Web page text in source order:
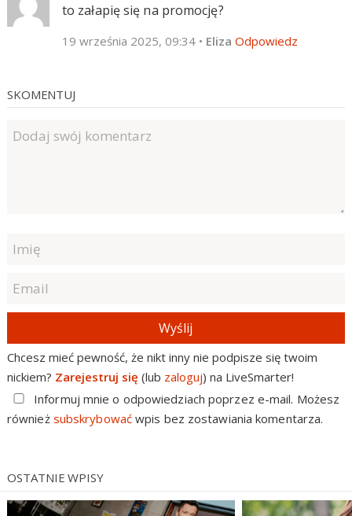
to załapię się na promocję?
19 września 2025, 09:34 • Eliza Odpowiedz
SKOMENTUJ
Wyślij
Chcesz mieć pewność, że nikt inny nie podpisze się twoim
nickiem? Zarejestruj się (lub zaloguj) na LiveSmarter!
Informuj mnie o odpowiedziach poprzez e-mail. Możesz
również subskrybowaćwpis bez zostawiania komentarza.
OSTATNIE WPISY